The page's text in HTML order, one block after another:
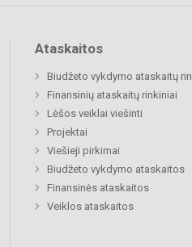
Ataskaitos
Biudžeto vykdymo ataskaitų
Finansinių ataskaitų rinkiniai
Lėšos veiklai viešinti
Projektai
Viešieji pirkimai
Biudžeto vykdymo ataskaitos
Finansinės ataskaitos
Veiklos ataskaitos